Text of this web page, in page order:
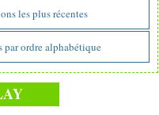
les plus récentes
par ordre alphabétique